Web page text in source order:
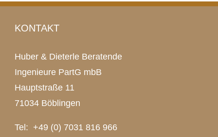
KONTAKT
Huber & Dieterle Beratende
Ingenieure PartG mbB
Hauptstraße 11
71034 Böblingen
Tel: +49 (0) 7031 816 966